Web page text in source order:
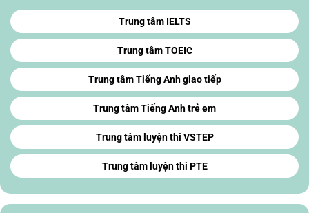
Trung tâm IELTS
Trung tâm TOEIC
Trung tâm Tiếng Anh giao tiếp
Trung tâm Tiếng Anh trẻ em
Trung tâm luyện thi VSTEP
Trung tâm luyện thi PTE